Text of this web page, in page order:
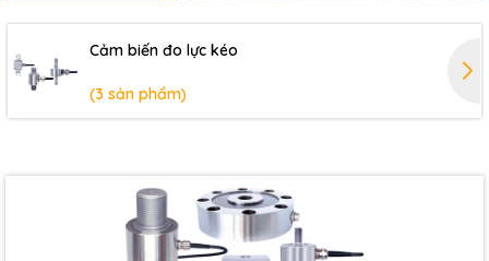
Cảm biến đo lực kéo
(3 sản phẩm)